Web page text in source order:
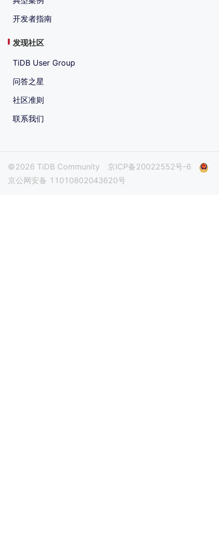
开发者指南
发现社区
TiDB User Group
问答之星
社区准则
联系我们
©2026 TiDB Community
京ICP备20022552号-6
京公网安备 11010802043620号